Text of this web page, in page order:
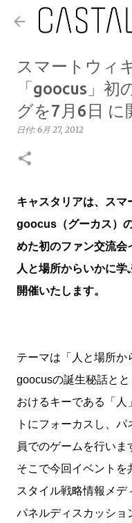
スキップして
スマートウィ
「goocus」
グを7月6日 に
日付: 6月 27, 2012
キャスタリアは、スマ
goocus（グーカス）
めた初のファン交流
人と場所からいかに
開催いたします。
テーマは「人と場所か
goocusの誕生秘話と
おけるキーである「人
トにフォーカスし、
員でのゲームを行いま
そこで今回イベントを
スタイル戦略情報メデ
パネルディスカッショ